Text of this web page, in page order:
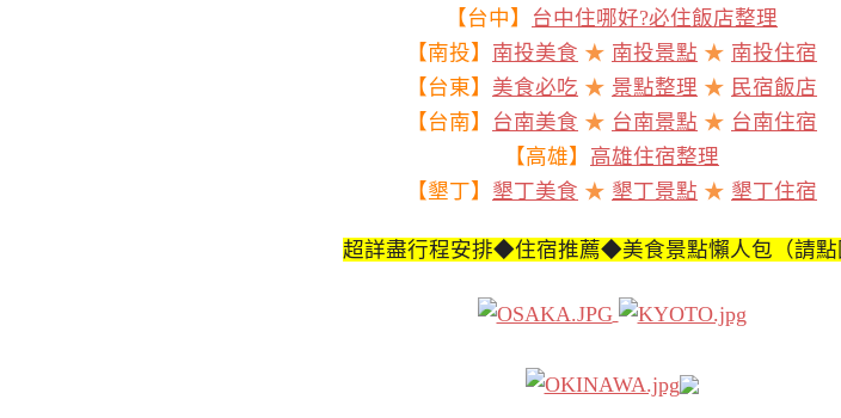
【台中】 台中住哪好?必住飯店整理
【南投】 南投美食 ★ 南投景點 ★ 南投住宿
【台東】 美食必吃 ★ 景點整理 ★ 民宿飯店
【台南】 台南美食 ★ 台南景點 ★ 台南住宿
【高雄】 高雄住宿整理
【墾丁】 墾丁美食 ★ 墾丁景點 ★ 墾丁住宿
超詳盡行程安排◆住宿推薦◆美食景點懶人包（請點